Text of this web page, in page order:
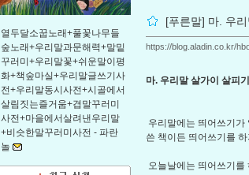
열두달소꿉노래+풀꽃나무들
숲노래+우리말과문해력+말밑
꾸러미+우리말꽃+쉬운말이평
화+책숲마실+우리말글쓰기사
전+우리말동시사전+시골에서
살림짓는즐거움+겹말꾸러미
사전+마을에서살려낸우리말
+비슷한말꾸러미사전 - 파란
놀
[푸른말] 마. 우
https://blog.aladin.co.kr/
마. 우리말 살가이 살피
우리말에는 띄어쓰기가
쓴 책이든 띄어쓰기를
오늘날에는 띄어쓰기를